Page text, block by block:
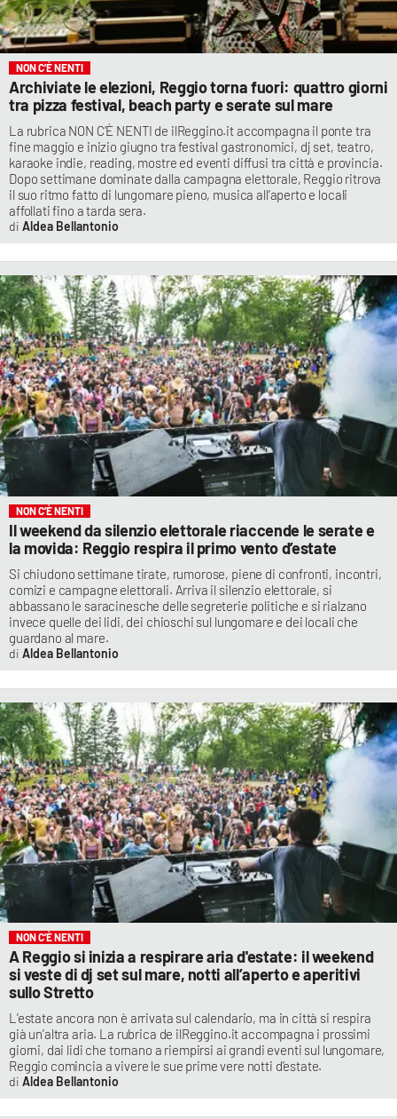
NON C’È NENTI
Archiviate le elezioni, Reggio torna fuori: quattro giorni
tra pizza festival, beach party e serate sul mare
La rubrica NON C’È NENTI de ilReggino.it accompagna il ponte tra
fine maggio e inizio giugno tra festival gastronomici, dj set, teatro,
karaoke indie, reading, mostre ed eventi diffusi tra città e provincia.
Dopo settimane dominate dalla campagna elettorale, Reggio ritrova
il suo ritmo fatto di lungomare pieno, musica all’aperto e locali
affollati fino a tarda sera.
Aldea Bellantonio
NON C’È NENTI
Il weekend da silenzio elettorale riaccende le serate e
la movida: Reggio respira il primo vento d’estate
Si chiudono settimane tirate, rumorose, piene di confronti, incontri,
comizi e campagne elettorali. Arriva il silenzio elettorale, si
abbassano le saracinesche delle segreterie politiche e si rialzano
invece quelle dei lidi, dei chioschi sul lungomare e dei locali che
guardano al mare.
Aldea Bellantonio
NON C’È NENTI
A Reggio si inizia a respirare aria d'estate: il weekend
si veste di dj set sul mare, notti all’aperto e aperitivi
sullo Stretto
L’estate ancora non è arrivata sul calendario, ma in città si respira
già un’altra aria. La rubrica de ilReggino.it accompagna i prossimi
giorni, dai lidi che tornano a riempirsi ai grandi eventi sul lungomare,
Reggio comincia a vivere le sue prime vere notti d’estate.
Aldea Bellantonio